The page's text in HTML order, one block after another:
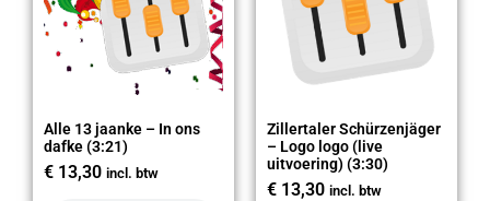
Alle 13 jaanke – In ons
dafke (3:21)
€ 13,30 incl. btw
Zillertaler Schürzenjäger
– Logo logo (live
uitvoering) (3:30)
€ 13,30 incl. btw